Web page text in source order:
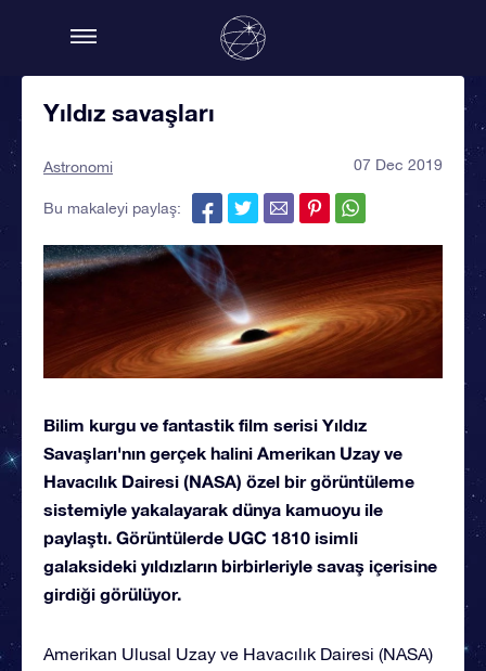
Yıldız savaşları
Astronomi 07 Dec 2019
Bu makaleyi paylaş:
Bilim kurgu ve fantastik film serisi Yıldız
Savaşları'nın gerçek halini Amerikan Uzay ve
Havacılık Dairesi (NASA) özel bir görüntüleme
sistemiyle yakalayarak dünya kamuoyu ile
paylaştı. Görüntülerde UGC 1810 isimli
galaksideki yıldızların birbirleriyle savaş içerisine
girdiği görülüyor.
Amerikan Ulusal Uzay ve Havacılık Dairesi (NASA)